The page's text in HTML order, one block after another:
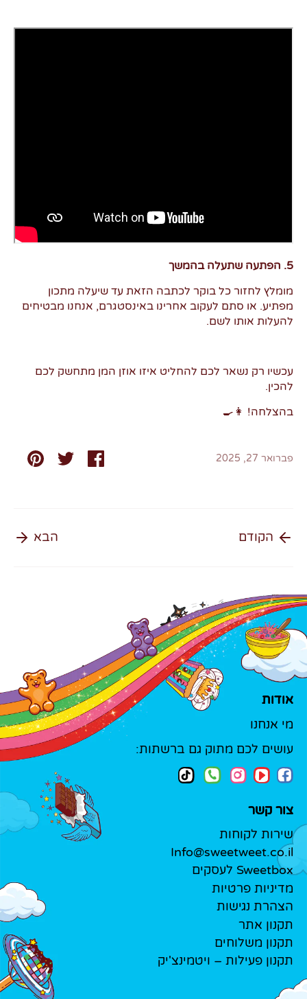
5. הפתעה שתעלה בהמשך
מומלץ לחזור כל בוקר לכתבה הזאת עד שיעלה מתכון
מפתיע. או סתם לעקוב אחרינו באינסטגרם, אנחנו מבטיחים
להעלות אותו לשם.
עכשיו רק נשאר לכם להחליט איזו אוזן המן מתחשק לכם
להכין.
בהצלחה! 👩‍🍳
פברואר 27, 2025 שתף שתף שתף
הקודם הבא
אודות
מי אנחנו
עושים לכם מתוק גם ברשתות:
צור קשר
שירות לקוחות
Info@sweetweet.co.il
Sweetbox לעסקים
מדיניות פרטיות
הצהרת נגישות
תקנון אתר
תקנון משלוחים
תקנון פעילות – ויטמינצ'יק